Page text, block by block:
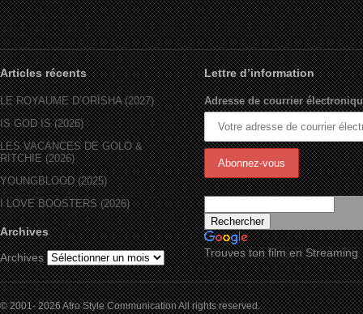
Articles récents
LE ROYAUME D’ORÏSHA (2027)
IS GOD IS (2026)
LES VACANCES DE GOLO &
RITCHIE (2026)
YOUNGBLOOD (2025)
I LOVE BOOSTERS (2026)
Archives
Archives
Lettre d’information
Adresse de courrier
Trouves ton film en Streaming
© 2001- 2026 Afro Style Communication All rights reserved.